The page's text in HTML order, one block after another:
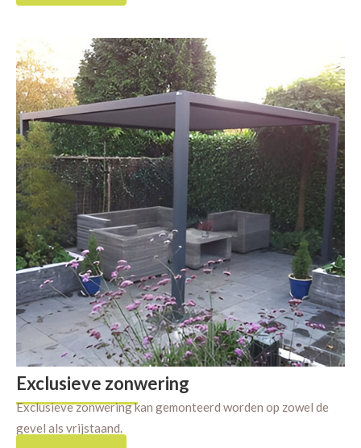
Exclusieve zonwering
Exclusieve zonwering kan gemonteerd worden op zowel de
gevel als vrijstaand.